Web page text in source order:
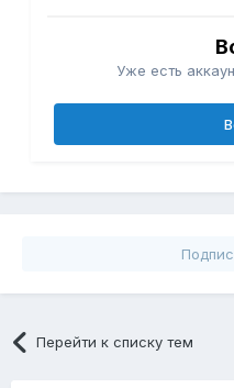
Уже есть
Перейти к списку тем